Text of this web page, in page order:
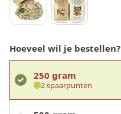
Hoeveel wil je bestellen?
250 gram
2 spaarpunten